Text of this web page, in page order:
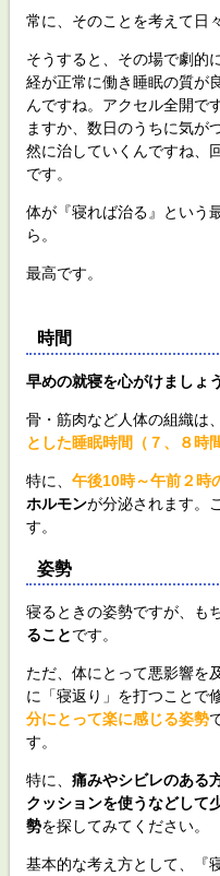
常に、そのことを考えて日
そうすると、その場で劇的
経が正常に働き睡眠の質が
んですね。アクセル全開で
ますか、数日のうちに気が
然に治していくんですね、
です。
体が『寝れば治る』という
ら。
最高です。
時間
早めの就寝を心がけましょ
骨・筋肉など人体の組織は
とした睡眠時間（７、８時間
特に、 午後10時～午前２時
ホルモンが分泌されます。
す。
姿勢
寝るときの姿勢ですが、も
ることです。
ただ、体にとって悪影響を
に「寝返り」を打つことで
分にとって楽に感じる姿勢
す。
特に、 痛みやシビレのある
クッションを使うなどして
勢を探してみてください。
基本的な考え方として、『